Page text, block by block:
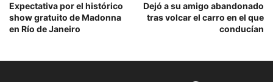
Expectativa por el histórico
show gratuito de Madonna
en Río de Janeiro
Dejó a su amigo abandonado
tras volcar el carro en el que
conducían